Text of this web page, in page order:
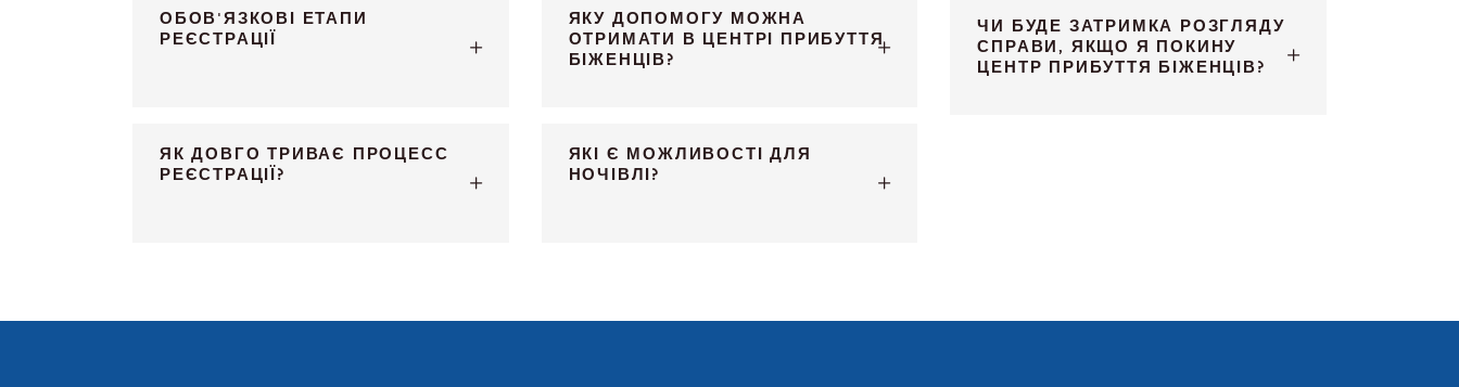
ОБОВ'ЯЗКОВІ ЕТАПИ
РЕЄСТРАЦІЇ
ЯК ДОВГО ТРИВАЄ ПРОЦЕСС
РЕЄСТРАЦІЇ?
ЯКУ ДОПОМОГУ МОЖНА
ОТРИМАТИ В ЦЕНТРІ ПРИБУТТЯ
БІЖЕНЦІВ?
ЯКІ Є МОЖЛИВОСТІ ДЛЯ
НОЧІВЛІ?
ЧИ БУДЕ ЗАТРИМКА РОЗГЛЯДУ
СПРАВИ, ЯКЩО Я ПОКИНУ
ЦЕНТР ПРИБУТТЯ БІЖЕНЦІВ?